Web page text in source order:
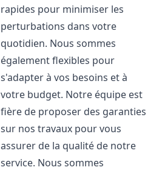
rapides pour minimiser les
perturbations dans votre
quotidien. Nous sommes
également flexibles pour
s'adapter à vos besoins et à
votre budget. Notre équipe est
fière de proposer des garanties
sur nos travaux pour vous
assurer de la qualité de notre
service. Nous sommes